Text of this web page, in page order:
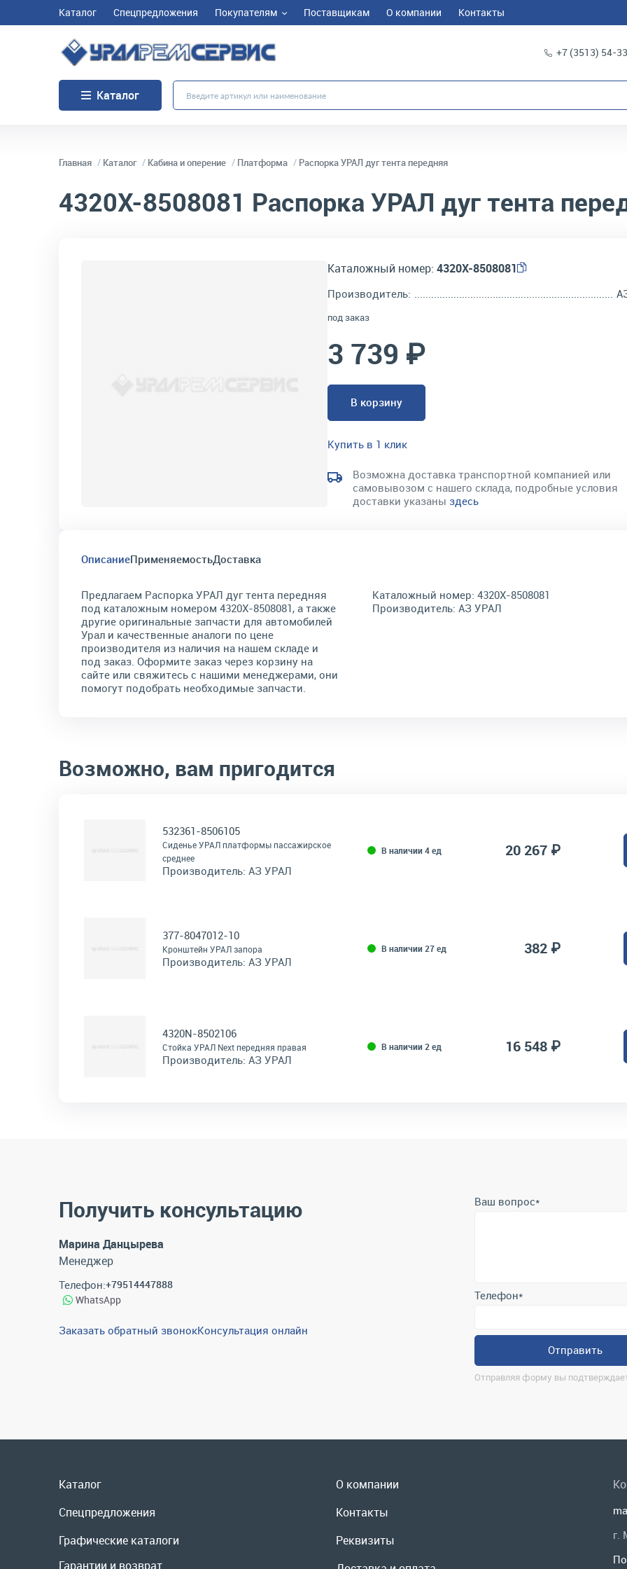
Каталог Спецпредложения Покупателям Поставщикам О компании Контакты
+7 (3513) 54-
Каталог
Главная Каталог Кабина и оперение Платформа Распорка УРАЛ дуг тента передняя
4320Х-8508081 Распорка УРАЛ дуг тента
Каталожный номер: 4320Х-8508081
Производитель:
под заказ
3 739 ₽
В корзину
Купить в 1 клик
Возможна доставка транспортной компанией или
самовывозом с нашего склада, подробные условия
доставки указаны здесь
ОписаниеПрименяемостьДоставка
Предлагаем Распорка УРАЛ дуг тента передняя
под каталожным номером 4320Х-8508081, а также
другие оригинальные запчасти для автомобилей
Урал и качественные аналоги по цене
производителя из наличия на нашем складе и
под заказ. Оформите заказ через корзину на
сайте или свяжитесь с нашими менеджерами, они
помогут подобрать необходимые запчасти.
Каталожный номер: 4320Х-8508081
Производитель: АЗ УРАЛ
Возможно, вам пригодится
532361-8506105
Сиденье УРАЛ платформы пассажирское
среднее
Производитель: АЗ УРАЛ
В наличии 4 ед 20 267 ₽
377-8047012-10
Кронштейн УРАЛ запора
Производитель: АЗ УРАЛ
В наличии 27 ед 382 ₽
4320N-8502106
Стойка УРАЛ Next передняя правая
Производитель: АЗ УРАЛ
В наличии 2 ед 16 548 ₽
Получить консультацию
Марина Данцырева
Менеджер
Телефон:+79514447888
WhatsApp
Заказать обратный звонокКонсультация онлайн
Ваш вопрос*
Каталог
Гарантии и возврат
Скидки
О компании
г.